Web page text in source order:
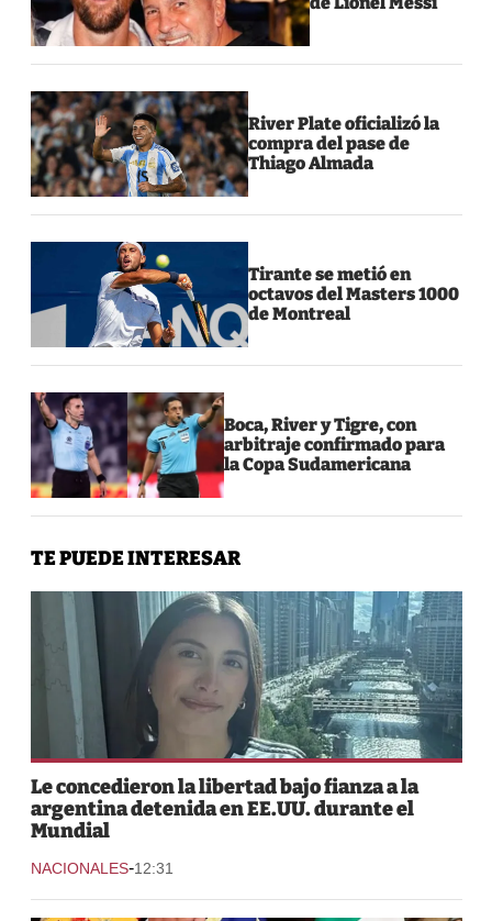
River Plate oficializó la
compra del pase de
Thiago Almada
Tirante se metió en
octavos del Masters 1000
de Montreal
Boca, River y Tigre, con
arbitraje confirmado para
la Copa Sudamericana
TE PUEDE INTERESAR
Le concedieron la libertad bajo fianza a la
argentina detenida en EE.UU. durante el
Mundial
NACIONALES-12:31